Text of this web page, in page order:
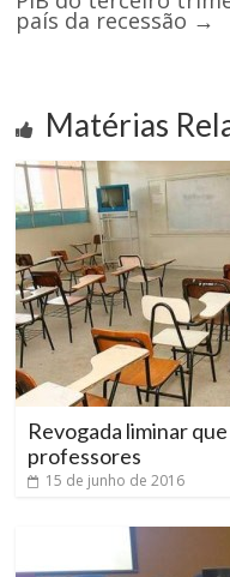
país da recessão →
Matérias
Revogada liminar
professores
15 de junho de 2016